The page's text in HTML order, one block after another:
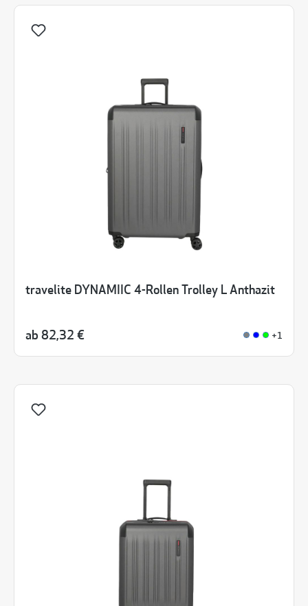
travelite DYNAMIIC 4-Rollen Trolley L Anthazit
ab 82,32 € +1